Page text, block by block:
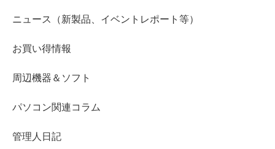
ニュース（新製品、イベントレポート等）
お買い得情報
周辺機器＆ソフト
パソコン関連コラム
管理人日記